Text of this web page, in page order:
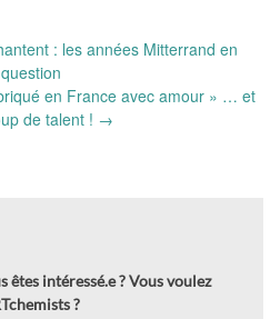
: les années Mitterrand en
question
en France avec amour » … et
de talent ! →
êtes intéressé.e ?Vous voulez
?